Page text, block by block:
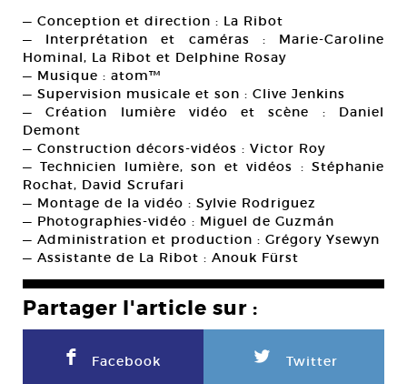
— Conception et direction : La Ribot
— Interprétation et caméras : Marie-Caroline
Hominal, La Ribot et Delphine Rosay
— Musique : atom™
— Supervision musicale et son : Clive Jenkins
— Création lumière vidéo et scène : Daniel
Demont
— Construction décors-vidéos : Victor Roy
— Technicien lumière, son et vidéos : Stéphanie
Rochat, David Scrufari
— Montage de la vidéo : Sylvie Rodriguez
— Photographies-vidéo : Miguel de Guzmán
— Administration et production : Grégory Ysewyn
— Assistante de La Ribot : Anouk Fürst
Partager l'article sur :
F Facebook L Twitter